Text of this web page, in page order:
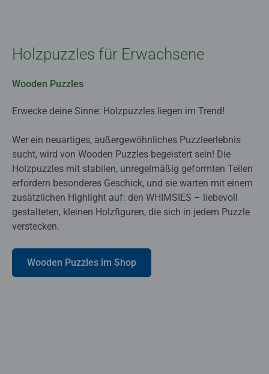
Holzpuzzles für Erwachsene
Wooden Puzzles
Erwecke deine Sinne: Holzpuzzles liegen im Trend!
Wer ein neuartiges, außergewöhnliches Puzzleerlebnis
sucht, wird von Wooden Puzzles begeistert sein! Die
Holzpuzzles mit stabilen, unregelmäßig geformten Teilen
erfordern besonderes Geschick, und sie warten mit einem
zusätzlichen Highlight auf: den WHIMSIES – liebevoll
gestalteten, kleinen Holzfiguren, die sich in jedem Puzzle
verstecken.
Wooden Puzzles im Shop